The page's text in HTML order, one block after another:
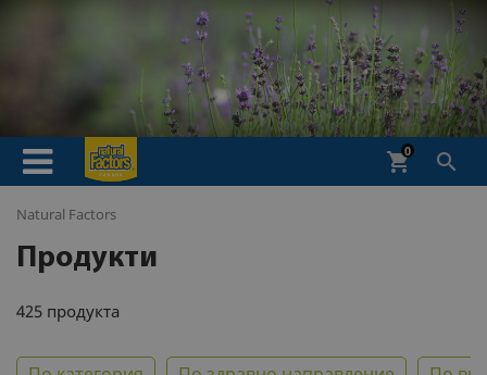

shopping_cart
0
Natural Factors
Продукти
425 продукта